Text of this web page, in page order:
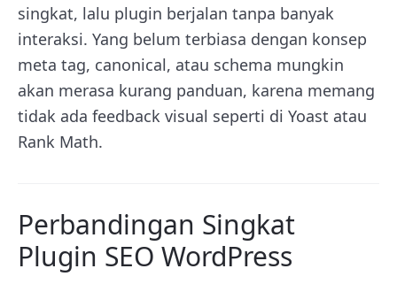
singkat, lalu plugin berjalan tanpa banyak
interaksi. Yang belum terbiasa dengan konsep
meta tag, canonical, atau schema mungkin
akan merasa kurang panduan, karena memang
tidak ada feedback visual seperti di Yoast atau
Rank Math.
Perbandingan Singkat
Plugin SEO WordPress